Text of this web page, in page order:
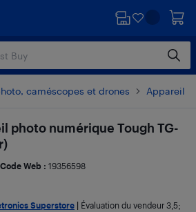
caméscopes et drones Appareils
photo numérique Tough TG-
Code Web : 19356598
Superstore Évaluation du vendeur 3,5;